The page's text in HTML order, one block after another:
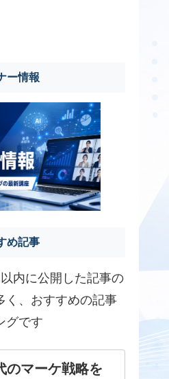
ー情報
め記事
内に公開した記事の
く、おすすめの記事
グです
のマーケ戦略を